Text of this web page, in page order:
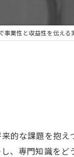
事業性と収益性を伝える
的な課題を抱え
、専門知識をど